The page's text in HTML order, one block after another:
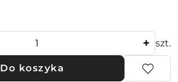
szt.
Do koszyka